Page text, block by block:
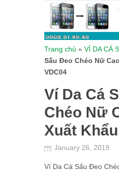
Trang chủ » VÍ DA CÁ
Sấu Đeo Chéo Nữ
VDC04
Ví Da Cá
Chéo Nữ
Xuất
January 26, 2019
Ví Da Cá Sấu Đeo